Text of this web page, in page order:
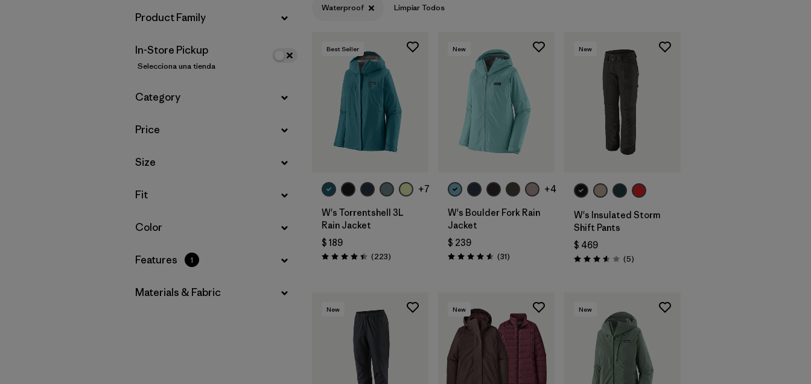
Filtrar por
Features
Filtrar por
Materials & Fabric
Filtrar por
Product Family
In-Store Pickup
Selecciona una tienda
Filtrar por
Category
Filtrar por
Price
Filtrar por
Size
Filtrar por
Fit
Filtrar por
Color
Filtrar por
Features 1
Filtrar por
Materials & Fabric
Waterproof Limpiar Todos
Best Seller
+7
W's Torrentshell 3L
Rain Jacket
$ 189
Valoración: 4.4 / 5
(223Comentarios
)
New
+4
W's Boulder Fork Rain
Jacket
$ 239
Valoración: 4.5 / 5
(31Comentarios
)
New
W's Insulated Storm
Shift Pants
$ 469
Valoración: 3.6 / 5
(5Comentarios
)
New New New